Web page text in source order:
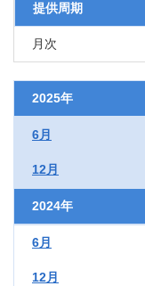
提供周期
月次
2025年
6月
12月
2024年
6月
12月